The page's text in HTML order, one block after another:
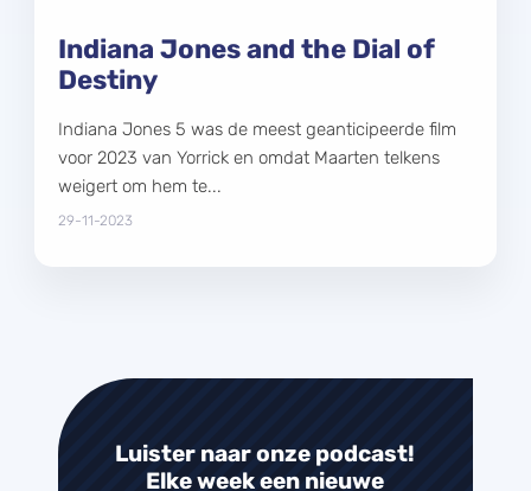
Indiana Jones and the Dial of
Destiny
Indiana Jones 5 was de meest geanticipeerde film
voor 2023 van Yorrick en omdat Maarten telkens
weigert om hem te...
29-11-2023
Luister naar onze podcast!
Elke week een nieuwe